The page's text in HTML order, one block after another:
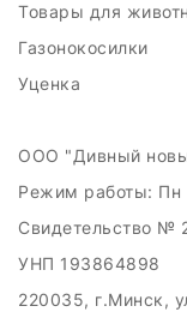
Товары для
Газонокосилки
Уценка
ООО "Дивный
Режим работы: Пн
Свидетельство №
УНП 193864898
220035, г.Минск,